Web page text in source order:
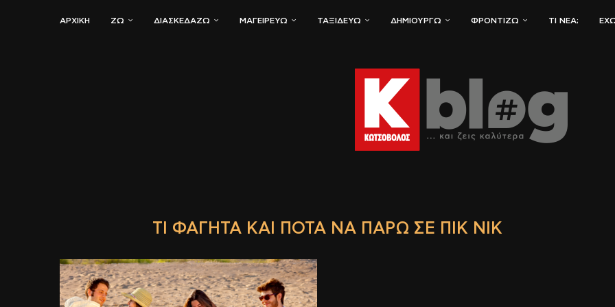
ΑΡΧΙΚΗ ΖΏ ΔΙΑΣΚΕΔΆΖΩ ΜΑΓΕΙΡΕΎΩ ΤΑΞΙΔΕΎΩ ΔΗΜΙΟΥΡΓΏ ΦΡΟΝΤΊΖΩ ΤΙ ΝΈΑ;
ΤΙ ΦΑΓΗΤΆ ΚΑΙ ΠΟΤΆ ΝΑ ΠΆΡΩ ΣΕ ΠΙΚ ΝΙΚ